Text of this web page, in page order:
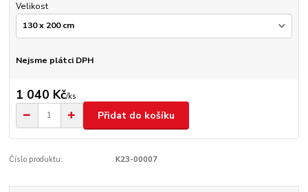
Velikost
Nejsme plátci DPH
1 040 Kč/ks
Přidat do košíku
Číslo produktu: K23-00007